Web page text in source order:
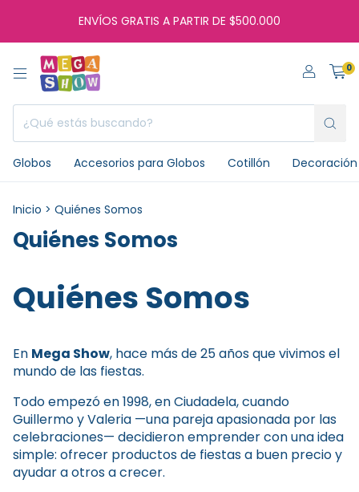
ENVÍOS GRATIS A PARTIR DE $500.000
0
Globos Accesorios para Globos Cotillón
Inicio > Quiénes Somos
Quiénes Somos
Quiénes Somos
En Mega Show, hace más de 25 años que vivimos el
mundo de las fiestas.
Todo empezó en 1998, en Ciudadela, cuando
Guillermo y Valeria —una pareja apasionada por las
celebraciones— decidieron emprender con una idea
simple: ofrecer productos de fiestas a buen precio y
ayudar a otros a crecer.